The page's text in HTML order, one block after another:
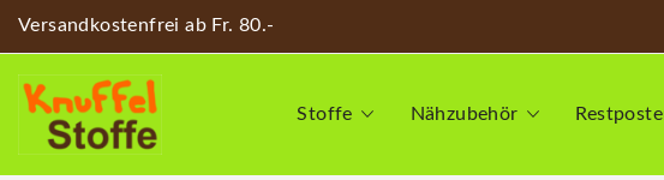
Versandkostenfrei ab Fr. 80.-
Stoffe Nähzubehör